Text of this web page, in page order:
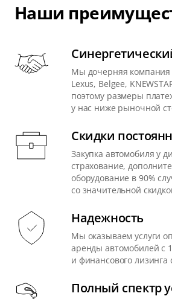
Наши
Мы дочерняя компания
Lexus, Belgee,
поэтому размеры
у нас ниже рыночной
Скидки
Закупка автомобиля у
страхование,
оборудование в 90%
со значительной
Надежность
Мы оказываем услуги
аренды автомобилей с
и финансового лизинга
Полный спектр